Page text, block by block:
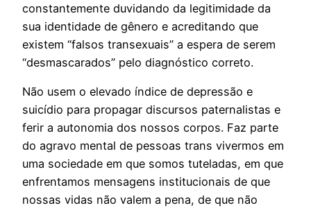
constantemente duvidando da legitimidade da
sua identidade de gênero e acreditando que
existem “falsos transexuais” a espera de serem
“desmascarados” pelo diagnóstico correto.
Não usem o elevado índice de depressão e
suicídio para propagar discursos paternalistas e
ferir a autonomia dos nossos corpos. Faz parte
do agravo mental de pessoas trans vivermos em
uma sociedade em que somos tuteladas, em que
enfrentamos mensagens institucionais de que
nossas vidas não valem a pena, de que não